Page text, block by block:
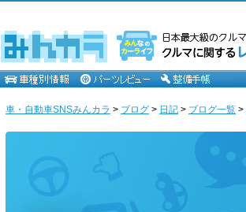
車・自動車SNSみんカラ > ブログ > 日記 > ブログ一覧 >